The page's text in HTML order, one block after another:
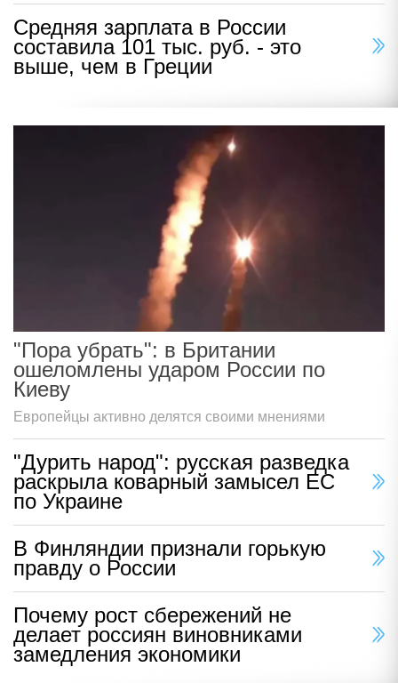
Средняя зарплата в России
составила 101 тыс. руб. - это
выше, чем в Греции
"Пора убрать": в Британии
ошеломлены ударом России по
Киеву
Европейцы активно делятся своими мнениями
"Дурить народ": русская разведка
раскрыла коварный замысел ЕС
по Украине
В Финляндии признали горькую
правду о России
Почему рост сбережений не
делает россиян виновниками
замедления экономики